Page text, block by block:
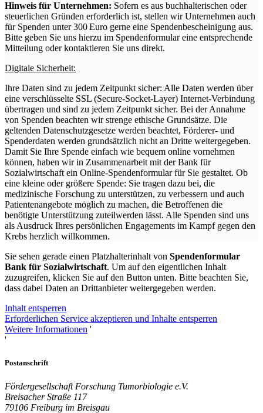
Hinweis für Unternehmen: Sofern es aus buchhalterischen oder
steuerlichen Gründen erforderlich ist, stellen wir Unternehmen auch
für Spenden unter 300 Euro gerne eine Spendenbescheinigung aus.
Bitte geben Sie uns hierzu im Spendenformular eine entsprechende
Mitteilung oder kontaktieren Sie uns direkt.
Digitale Sicherheit:
Ihre Daten sind zu jedem Zeitpunkt sicher: Alle Daten werden über
eine verschlüsselte SSL (Secure-Socket-Layer) Internet-Verbindung
übertragen und sind zu jedem Zeitpunkt sicher. Bei der Annahme
von Spenden beachten wir strenge ethische Grundsätze. Die
geltenden Datenschutzgesetze werden beachtet, Förderer- und
Spenderdaten werden grundsätzlich nicht an Dritte weitergegeben.
Damit Sie Ihre Spende einfach wie bequem online vornehmen
können, haben wir in Zusammenarbeit mit der Bank für
Sozialwirtschaft ein Online-Spendenformular für Sie gestaltet. Ob
eine kleine oder größere Spende: Sie tragen dazu bei, die
medizinische Forschung zu unterstützen, zu verbessern und auch
Patientenangebote möglich zu machen, die Betroffenen die
benötigte Unterstützung zuteilwerden lässt. Alle Spenden sind uns
als Ausdruck Ihres persönlichen Engagements im Kampf gegen den
Krebs herzlich willkommen.
Sie sehen gerade einen Platzhalterinhalt von Spendenformular
Bank für Sozialwirtschaft. Um auf den eigentlichen Inhalt
zuzugreifen, klicken Sie auf den Button unten. Bitte beachten Sie,
dass dabei Daten an Drittanbieter weitergegeben werden.
Inhalt entsperren
Erforderlichen Service akzeptieren und Inhalte entsperren
Weitere Informationen '
'
Postanschrift
Fördergesellschaft Forschung Tumorbiologie e.V.
Breisacher Straße 117
79106 Freiburg im Breisgau